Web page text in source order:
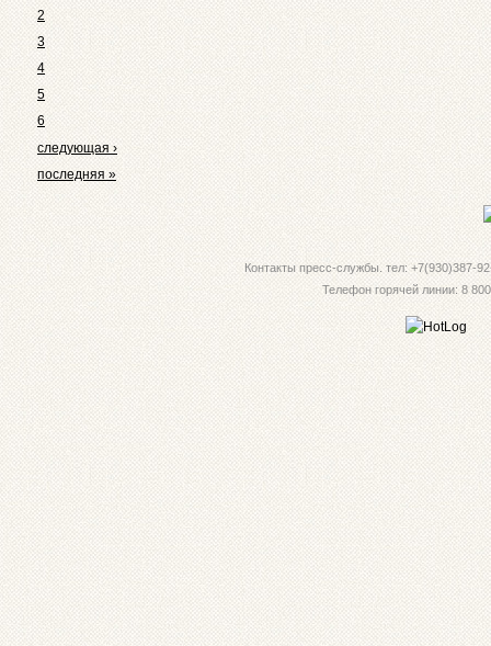
2
3
4
5
6
следующая ›
последняя »
Контакты пресс-службы. тел: +7(930)387-
Телефон горячей линии: 8